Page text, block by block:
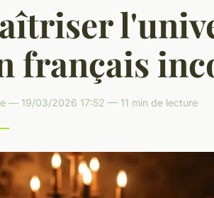
français
— 19/03/2026 17:52 — 11 min de lecture